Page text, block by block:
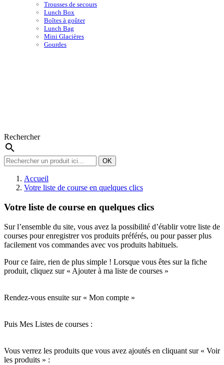
Trousses de secours
Lunch Box
Boîtes à goûter
Lunch Bag
Mini Glacières
Gourdes
Rechercher
search
OK
Accueil
Votre liste de course en quelques clics
Votre liste de course en quelques clics
Sur l’ensemble du site, vous avez la possibilité d’établir votre liste de
courses pour enregistrer vos produits préférés, ou pour passer plus
facilement vos commandes avec vos produits habituels.
Pour ce faire, rien de plus simple ! Lorsque vous êtes sur la fiche
produit, cliquez sur « Ajouter à ma liste de courses »
Rendez-vous ensuite sur « Mon compte »
Puis Mes Listes de courses :
Vous verrez les produits que vous avez ajoutés en cliquant sur « Voir
les produits » :